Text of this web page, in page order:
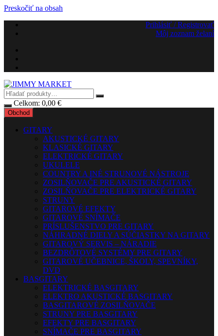
Preskočiť na obsah
Prihlásiť / Registrovať
Môj zoznam želaní
Celkom: 0,00 €
Obchod
GITARY
AKUSTICKÉ GITARY
KLASICKÉ GITARY
ELEKTRICKÉ GITARY
UKULELE
COUNTRY A INÉ STRUNOVÉ NÁSTROJE
ZOSILŇOVAČE PRE AKUSTICKÉ GITARY
ZOSILŇOVAČE PRE ELEKTRICKÉ GITARY
STRUNY
GITAROVÉ EFEKTY
GITAROVÉ SNÍMAČE
PRÍSLUŠENSTVO PRE GITARY
NÁHRADNÉ DIELY A SÚČIASTKY NA GITARY
GITAROVÝ SERVIS – NÁRADIE
BEZDRÔTOVÉ SYSTÉMY PRE GITARY
GITAROVÉ UČEBNICE, ŠKOLY, SPEVNÍKY,
DVD
BASGITARY
ELEKTRICKÉ BASGITARY
ELEKTRO AKUSTICKÉ BASGITARY
BASGITAROVÉ ZOSILŇOVAČE
STRUNY PRE BASGITARY
EFEKTY PRE BASGITARY
SNÍMAČE PRE BASGITARY